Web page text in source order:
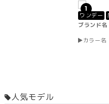
1
ワンデー
ブランド名
カラー名
人気モデル